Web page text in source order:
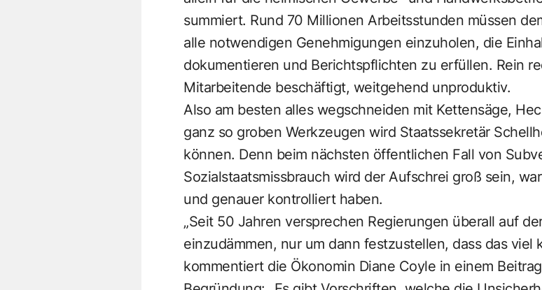
summiert. Rund 70 Millionen Arbeitsstunden müssen
alle notwendigen Genehmigungen einzuholen, die
dokumentieren und Berichtspflichten zu erfüllen. Rein
Mitarbeitende beschäftigt, weitgehend unproduktiv.
Also am besten alles wegschneiden mit Kettensäge,
ganz so groben Werkzeugen wird Staatssekretär
können. Denn beim nächsten öffentlichen Fall von
Sozialstaatsmissbrauch wird der Aufschrei groß sein,
und genauer kontrolliert haben.
„Seit 50 Jahren versprechen Regierungen überall auf
einzudämmen, nur um dann festzustellen, dass das viel
kommentiert die Ökonomin Diane Coyle in einem